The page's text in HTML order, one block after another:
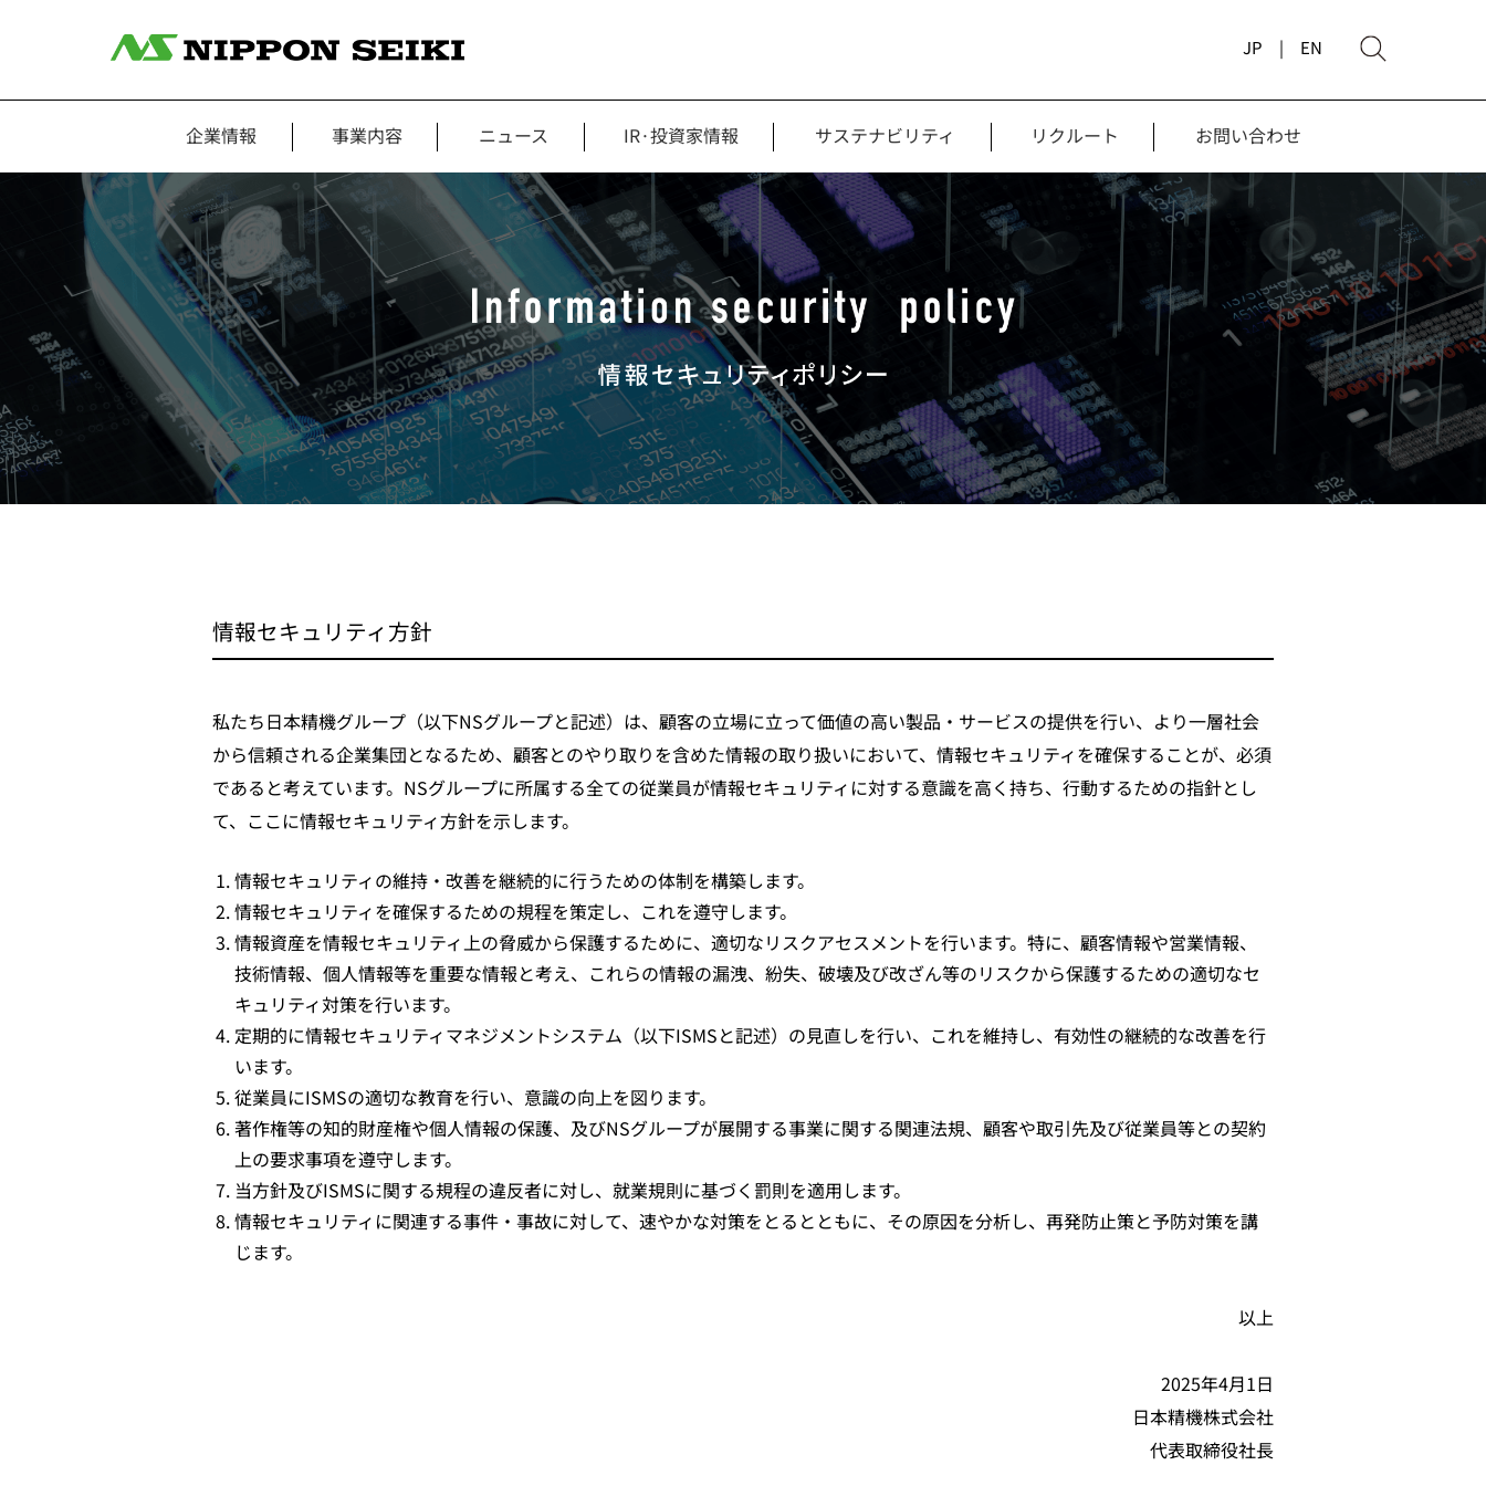
JP | EN
企業情報 事業内容 ニュース IR·投資家情報 サステナビリティ リクルート お問い合わせ
情報セキュリティ方針
私たち日本精機グループ（以下NSグループと記述）は、顧客の立場に立って価値の高い製品・サービスの提供を行い、より一層社会
から信頼される企業集団となるため、顧客とのやり取りを含めた情報の取り扱いにおいて、情報セキュリティを確保することが、必須
であると考えています。NSグループに所属する全ての従業員が情報セキュリティに対する意識を高く持ち、行動するための指針とし
て、ここに情報セキュリティ方針を示します。
情報セキュリティの維持・改善を継続的に行うための体制を構築します。
情報セキュリティを確保するための規程を策定し、これを遵守します。
情報資産を情報セキュリティ上の脅威から保護するために、適切なリスクアセスメントを行います。特に、顧客情報や営業情報、
技術情報、個人情報等を重要な情報と考え、これらの情報の漏洩、紛失、破壊及び改ざん等のリスクから保護するための適切なセ
キュリティ対策を行います。
定期的に情報セキュリティマネジメントシステム（以下ISMSと記述）の見直しを行い、これを維持し、有効性の継続的な改善を行
います。
従業員にISMSの適切な教育を行い、意識の向上を図ります。
著作権等の知的財産権や個人情報の保護、及びNSグループが展開する事業に関する関連法規、顧客や取引先及び従業員等との契約
上の要求事項を遵守します。
当方針及びISMSに関する規程の違反者に対し、就業規則に基づく罰則を適用します。
情報セキュリティに関連する事件・事故に対して、速やかな対策をとるとともに、その原因を分析し、再発防止策と予防対策を講
じます。
以上
2025年4月1日
日本精機株式会社
代表取締役社長